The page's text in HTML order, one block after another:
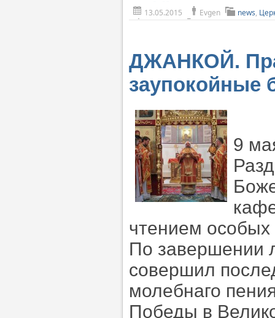
13.05.2015 Evgen news,
ДЖАНКОЙ.
заупокойные
9
чтением
По завершении
совершил
молебнаго
Победы в